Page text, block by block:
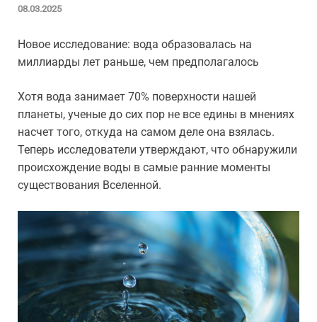
08.03.2025
Новое исследование: вода образовалась на
миллиарды лет раньше, чем предполагалось
Хотя вода занимает 70% поверхности нашей
планеты, ученые до сих пор не все едины в мнениях
насчет того, откуда на самом деле она взялась.
Теперь исследователи утверждают, что обнаружили
происхождение воды в самые ранние моменты
существования Вселенной.